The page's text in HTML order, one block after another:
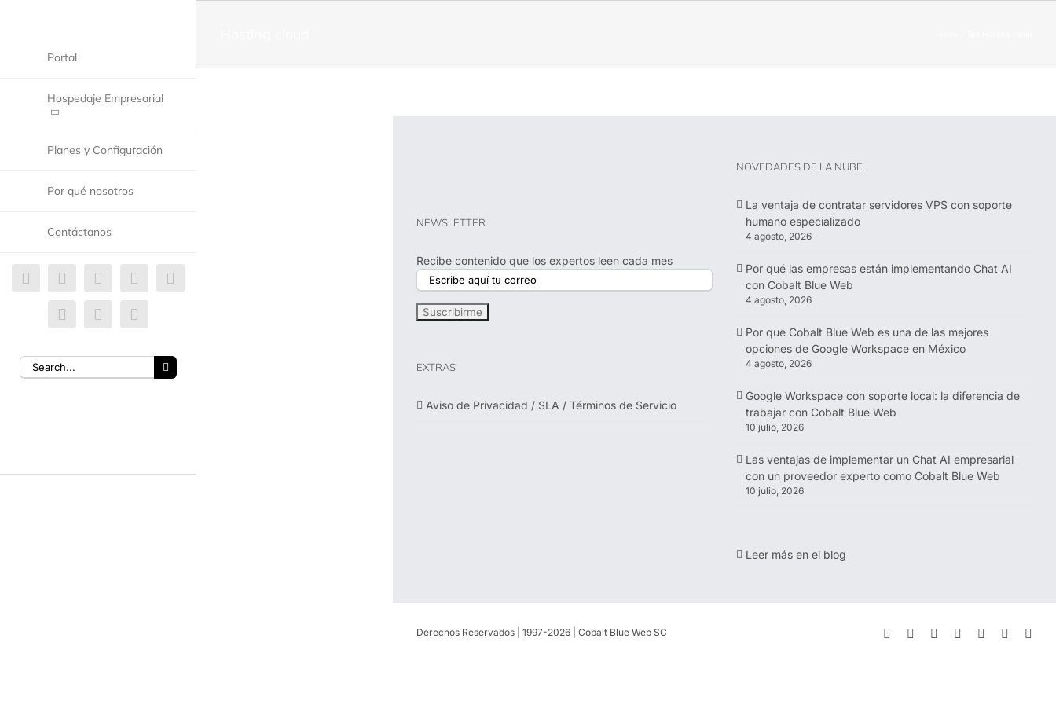
Portal
Hospedaje Empresarial
Planes y Configuración
Por qué nosotros
Contáctanos
NEWSLETTER
Recibe contenido que los expertos leen cada mes
EXTRAS
Aviso de Privacidad / SLA / Términos de Servicio
NOVEDADES DE LA NUBE
La ventaja de contratar servidores VPS con soporte
humano especializado
4 agosto, 2026
Por qué las empresas están implementando Chat AI
con Cobalt Blue Web
4 agosto, 2026
Por qué Cobalt Blue Web es una de las mejores
opciones de Google Workspace en México
4 agosto, 2026
Google Workspace con soporte local: la diferencia de
trabajar con Cobalt Blue Web
10 julio, 2026
Las ventajas de implementar un Chat AI empresarial
con un proveedor experto como Cobalt Blue Web
10 julio, 2026
Leer más en el blog
Derechos Reservados | 1997-2026 | Cobalt Blue Web SC